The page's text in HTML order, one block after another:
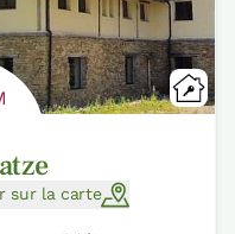
sur la carte